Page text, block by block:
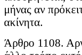
μήνας αν
ακίνητα.
Άρθρο 1108.